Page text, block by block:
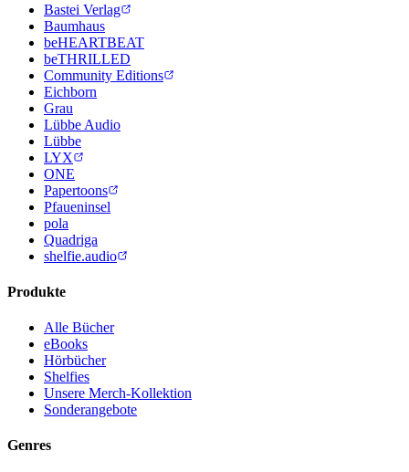
Bastei Verlag
Baumhaus
beHEARTBEAT
beTHRILLED
Community Editions
Eichborn
Grau
Lübbe Audio
Lübbe
LYX
ONE
Papertoons
Pfaueninsel
pola
Quadriga
shelfie.audio
Produkte
Alle Bücher
eBooks
Hörbücher
Shelfies
Unsere Merch-Kollektion
Sonderangebote
Genres